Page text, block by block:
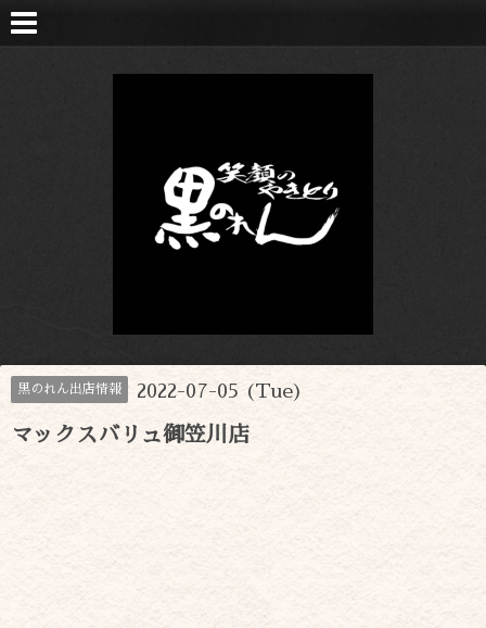
黒のれん出店情報 2022-07-05 (Tue)
マックスバリュ御笠川店